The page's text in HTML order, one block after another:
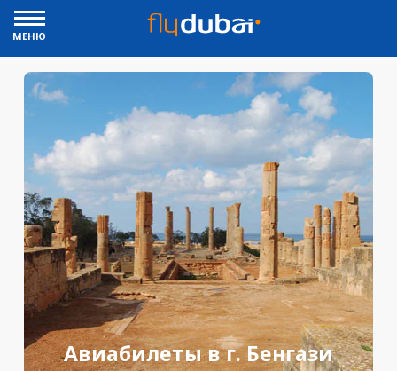
МЕНЮ
Авиабилеты в г. Бенгази